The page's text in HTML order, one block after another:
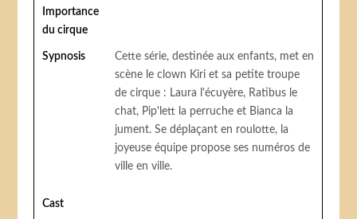
Importance
du cirque
Sypnosis
Cette série, destinée aux enfants, met en
scène le clown Kiri et sa petite troupe
de cirque : Laura l'écuyère, Ratibus le
chat, Pip'lett la perruche et Bianca la
jument. Se déplaçant en roulotte, la
joyeuse équipe propose ses numéros de
ville en ville.
Cast